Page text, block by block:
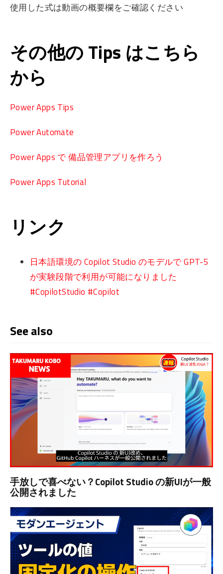
使用した式は動画の概要欄をご確認ください
その他の Tips はこちら
から
Power Apps Tips
Power Automate
Power Apps で 備品管理アプリを作ろう
Power Apps Tutorial
リンク
日本語環境の Copilot Studio のモデルで GPT-5
が実験段階で利用が可能になりました
#CopilotStudio #Copilot
See also
手放しで喜べない？Copilot Studio の新UIが一般
公開されました